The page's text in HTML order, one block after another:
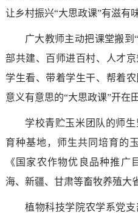
让乡村振兴“大思政课”有滋有
广大教师主动把课堂搬到
部共建、百师进百村、人才
学生看、带着学生干、帮着
意义有意思的“大思政课”开在
学校青贮玉米团队的师
育种基地，师生共同培育的
《国家农作物优良品种推广
海、新疆、甘肃等畜牧养殖大
植物科技学院农学系党